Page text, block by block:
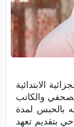
الابتدائية
والكاتب
بالحبس لمدة
بتقديم تعهد